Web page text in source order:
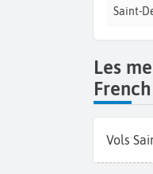
Saint-
Les
Vols